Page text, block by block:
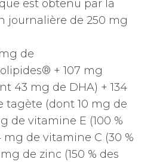
est obtenu par la
journalière de 250 mg
de
+ 107 mg
43 mg de DHA) + 134
tagète (dont 10 mg de
de vitamine E (100 %
mg de vitamine C (30 %
mg de zinc (150 % des